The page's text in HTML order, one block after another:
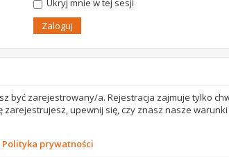
Ukryj mnie w tej sesji
być zarejestrowany/a. Rejestracja zajmuje tylko
zarejestrujesz, upewnij się, czy znasz nasze
Polityka prywatności